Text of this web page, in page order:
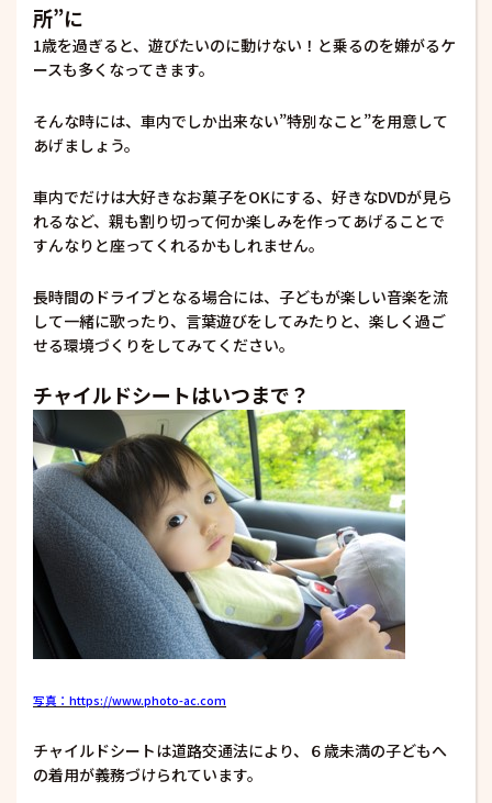
所”に
1歳を過ぎると、遊びたいのに動けない！と乗るのを嫌がるケ
ースも多くなってきます。
そんな時には、車内でしか出来ない”特別なこと”を用意して
あげましょう。
車内でだけは大好きなお菓子をOKにする、好きなDVDが見ら
れるなど、親も割り切って何か楽しみを作ってあげることで
すんなりと座ってくれるかもしれません。
長時間のドライブとなる場合には、子どもが楽しい音楽を流
して一緒に歌ったり、言葉遊びをしてみたりと、楽しく過ご
せる環境づくりをしてみてください。
チャイルドシートはいつまで？
写真：https://www.photo-ac.com
チャイルドシートは道路交通法により、６歳未満の子どもへ
の着用が義務づけられています。